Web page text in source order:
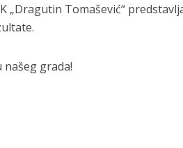
„Dragutin Tomašević“
grada!